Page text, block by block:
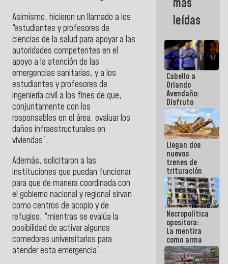
Asimismo, hicieron un llamado a los
“estudiantes y profesores de
ciencias de la salud para apoyar a las
autoridades competentes en el
apoyo a la atención de las
emergencias sanitarias, y a los
estudiantes y profesores de
ingeniería civil a los fines de que,
conjuntamente con los
responsables en el área, evaluar los
daños infraestructurales en
viviendas”.
Además, solicitaron a las
instituciones que puedan funcionar
para que de manera coordinada con
el gobierno nacional y regional sirvan
como centros de acopio y de
refugios, “mientras se evalúa la
posibilidad de activar algunos
comedores universitarios para
atender esta emergencia”.
por el
Gobierno
Nacional
más
leídas
Cabello a
Orlando
Avendaño:
Disfruto
cada vez
que escribes
porque lo
que haces
es
embarrarla
Llegan dos
nuevos
trenes de
trituración
para
optimizar
manejo de
escombros
en La Guaira
Necropolítica
opositora:
La mentira
como arma
contra el
Pueblo